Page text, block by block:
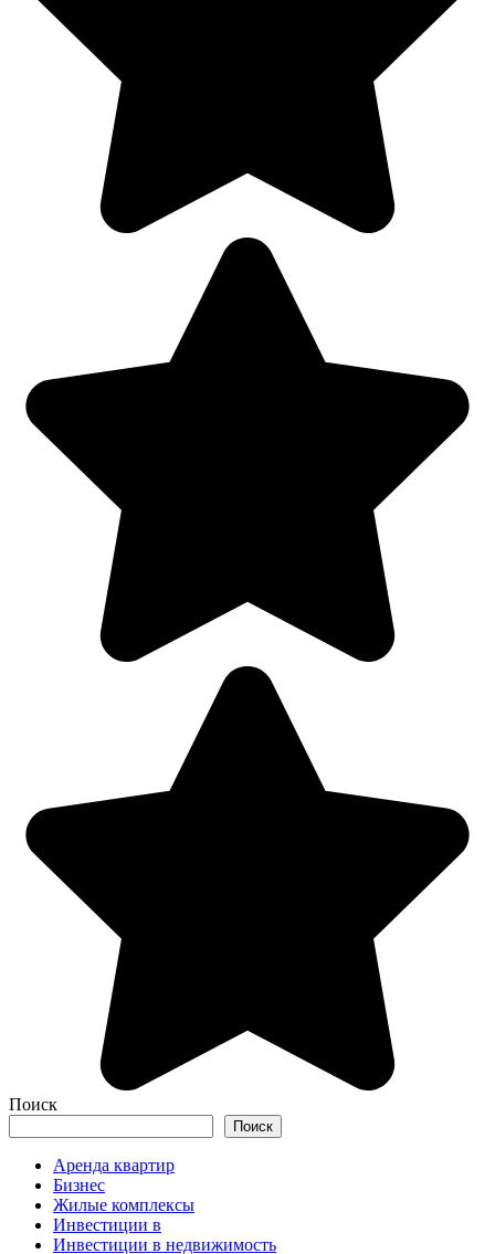
Поиск
Поиск
Аренда квартир
Бизнес
Жилые комплексы
Инвестиции в
Инвестиции в недвижимость